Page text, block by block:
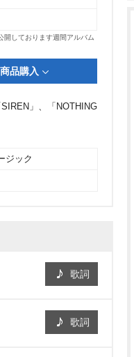
開しております週間アルバム
商品購入
」、「NOTHING
ジック
歌詞
歌詞